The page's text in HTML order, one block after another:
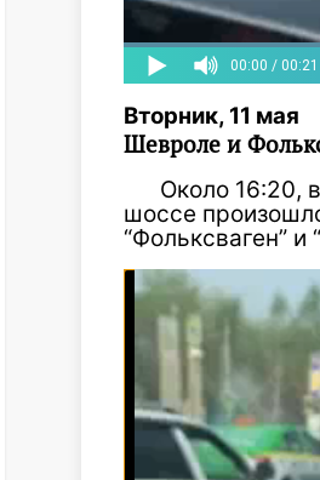
Вторник, 11 мая
Шевроле и
Около 16:20,
шоссе
“Фольксваген”